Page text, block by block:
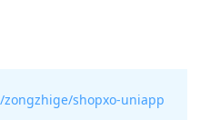
shopxo-uniapp